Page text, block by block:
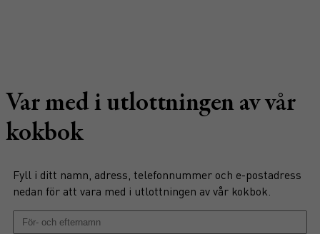
Var med i utlottningen av vår
kokbok
Fyll i ditt namn, adress, telefonnummer och e-postadress
nedan för att vara med i utlottningen av vår kokbok.